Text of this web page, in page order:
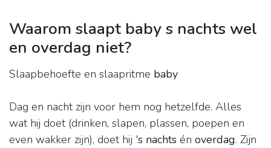
Waarom slaapt baby s nachts wel
en overdag niet?
Slaapbehoefte en slaapritme baby
Dag en nacht zijn voor hem nog hetzelfde. Alles
wat hij doet (drinken, slapen, plassen, poepen en
even wakker zijn), doet hij 's nachts én overdag. Zijn